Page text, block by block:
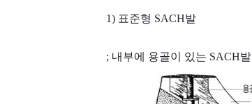
1) 표준형 SACH발
; 내부에 용골이 있는 SACH발